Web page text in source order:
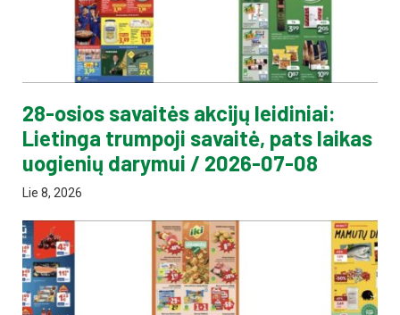
28-osios savaitės akcijų leidiniai:
Lietinga trumpoji savaitė, pats laikas
uogienių darymui / 2026-07-08
Lie 8, 2026